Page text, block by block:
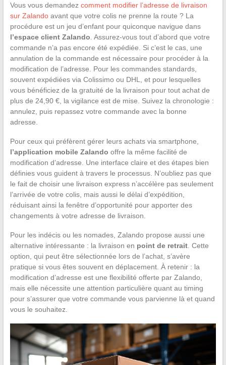
Vous vous demandez comment modifier l’adresse de livraison
sur Zalandoavant que votre colis ne prenne la route ? La
procédure est un jeu d’enfant pour quiconque navigue dans
l’espace client Zalando . Assurez-vous tout d’abord que votre
commande n’a pas encore été expédiée. Si c’est le cas, une
annulation de la commande est nécessaire pour procéder à la
modification de l’adresse. Pour les commandes standards,
souvent expédiées via Colissimo ou DHL, et pour lesquelles
vous bénéficiez de la gratuité de la livraison pour tout achat de
plus de 24,90 €, la vigilance est de mise. Suivez la chronologie :
annulez, puis repassez votre commande avec la bonne
adresse.
Pour ceux qui préfèrent gérer leurs achats via smartphone,
l’application mobile Zalando offre la même facilité de
modification d’adresse. Une interface claire et des étapes bien
définies vous guident à travers le processus. N’oubliez pas que
le fait de choisir une livraison express n’accélère pas seulement
l’arrivée de votre colis, mais aussi le délai d’expédition,
réduisant ainsi la fenêtre d’opportunité pour apporter des
changements à votre adresse de livraison.
Pour les indécis ou les nomades, Zalando propose aussi une
alternative intéressante : la livraison en point de retrait. Cette
option, qui peut être sélectionnée lors de l’achat, s’avère
pratique si vous êtes souvent en déplacement. À retenir : la
modification d’adresse est une flexibilité offerte par Zalando,
mais elle nécessite une attention particulière quant au timing
pour s’assurer que votre commande vous parvienne là et quand
vous le souhaitez.